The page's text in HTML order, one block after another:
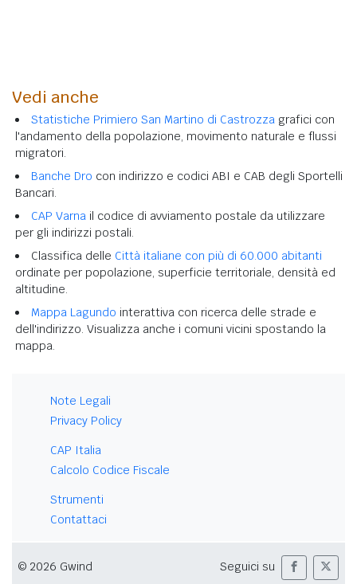
Vedi anche
Statistiche Primiero San Martino di Castrozza grafici con
l'andamento della popolazione, movimento naturale e flussi
migratori.
Banche Dro con indirizzo e codici ABI e CAB degli Sportelli
Bancari.
CAP Varna il codice di avviamento postale da utilizzare
per gli indirizzi postali.
Classifica delle Città italiane con più di 60.000 abitanti
ordinate per popolazione, superficie territoriale, densità ed
altitudine.
Mappa Lagundo interattiva con ricerca delle strade e
dell'indirizzo. Visualizza anche i comuni vicini spostando la
mappa.
Note Legali
Privacy Policy
CAP Italia
Calcolo Codice Fiscale
Strumenti
Contattaci
© 2026 Gwind Seguici su